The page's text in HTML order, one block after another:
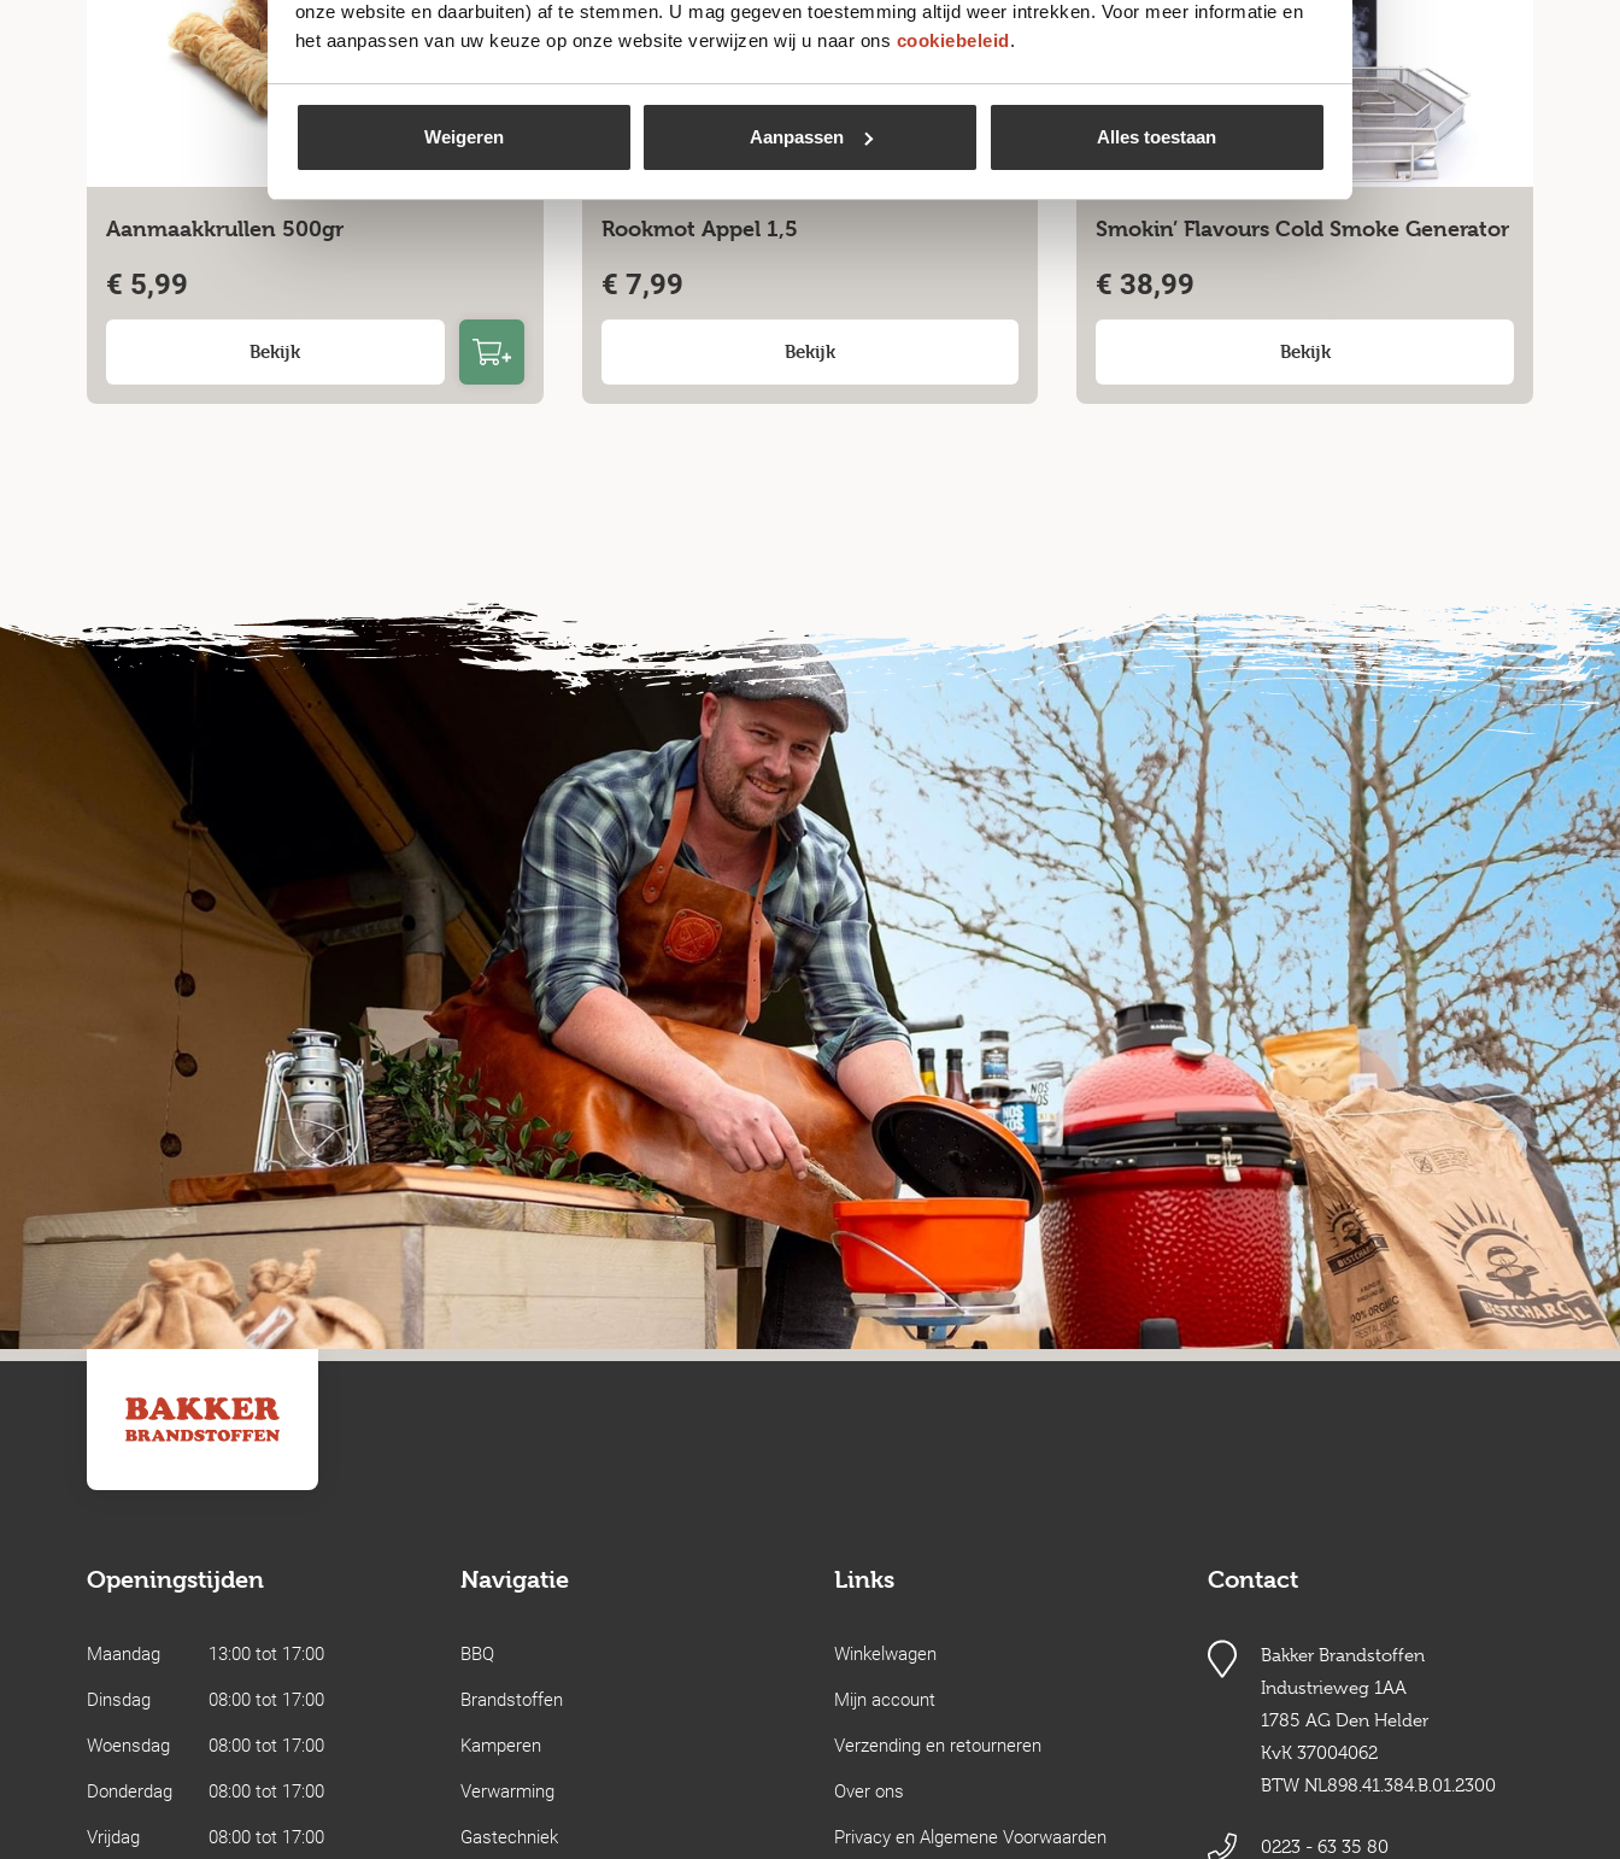
onze website en daarbuiten) af te stemmen. U mag gegeven toestemming altijd weer intrekken. Voor meer informatie en
het aanpassen van uw keuze op onze website verwijzen wij u naar ons cookiebeleid.
Weigeren Aanpassen Alles toestaan
Aanmaakkrullen 500gr
€ 5,99
Bekijk
Rookmot Appel 1,5
€ 7,99
Bekijk
Smokin’ Flavours Cold Smoke Generator
€ 38,99
Bekijk
Openingstijden
Maandag
13:00 tot 17:00
Dinsdag
08:00 tot 17:00
Woensdag
08:00 tot 17:00
Donderdag
08:00 tot 17:00
Vrijdag
08:00 tot 17:00
Navigatie
BBQ
Brandstoffen
Kamperen
Verwarming
Gastechniek
Links
Winkelwagen
Mijn account
Verzending en retourneren
Over ons
Privacy en Algemene Voorwaarden
Contact
Bakker Brandstoffen
Industrieweg 1AA
1785 AG Den Helder
KvK 37004062
BTW NL898.41.384.B.01.2300
0223 - 63 35 80